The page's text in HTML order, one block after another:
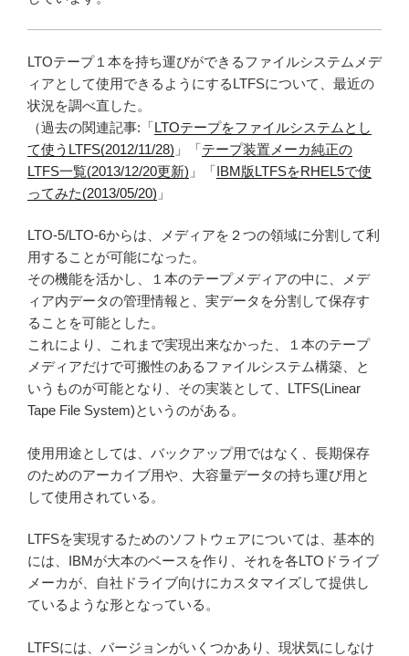
LTOテープ１本を持ち運びができるファイルシステムメデ
ィアとして使用できるようにするLTFSについて、最近の
状況を調べ直した。
（過去の関連記事:「LTOテープをファイルシステムとし
て使うLTFS(2012/11/28) 」「テープ装置メーカ純正の
LTFS一覧(2013/12/20更新) 」「IBM版LTFSをRHEL5で使
ってみた(2013/05/20) 」
LTO-5/LTO-6からは、メディアを２つの領域に分割して利
用することが可能になった。
その機能を活かし、１本のテープメディアの中に、メデ
ィア内データの管理情報と、実データを分割して保存す
ることを可能とした。
これにより、これまで実現出来なかった、１本のテープ
メディアだけで可搬性のあるファイルシステム構築、と
いうものが可能となり、その実装として、LTFS(Linear
Tape File System)というのがある。
使用用途としては、バックアップ用ではなく、長期保存
のためのアーカイブ用や、大容量データの持ち運び用と
して使用されている。
LTFSを実現するためのソフトウェアについては、基本的
には、IBMが大本のベースを作り、それを各LTOドライブ
メーカが、自社ドライブ向けにカスタマイズして提供し
ているような形となっている。
LTFSには、バージョンがいくつかあり、現状気にしなけ